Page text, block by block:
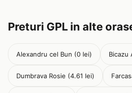
Preturi GPL in alte
Alexandru cel Bun (0 lei) Bicazu
Dumbrava Rosie (4.61 lei)